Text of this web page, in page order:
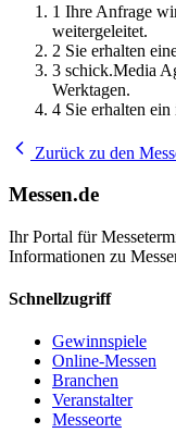
1 Ihre Anfrage
weitergeleitet.
2 Sie erhalten
3 schick.Media
Werktagen.
4 Sie erhalten
Zurück zu den
Messen.de
Ihr Portal für
Informationen zu
Schnellzugriff
Gewinnspiele
Online-Messen
Branchen
Veranstalter
Messeorte